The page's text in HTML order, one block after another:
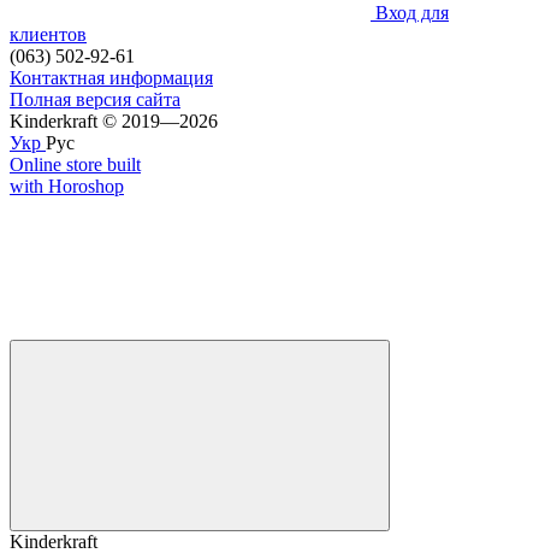
Вход для
клиентов
(063) 502-92-61
Контактная информация
Полная версия сайта
Kinderkraft © 2019—2026
Укр Рус
Online store built
with Horoshop
Kinderkraft